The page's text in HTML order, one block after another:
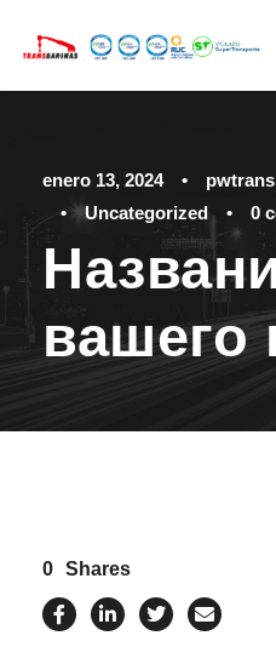
enero 13, 2024 •
•
Uncategorized • 0
вашего
0 Shares